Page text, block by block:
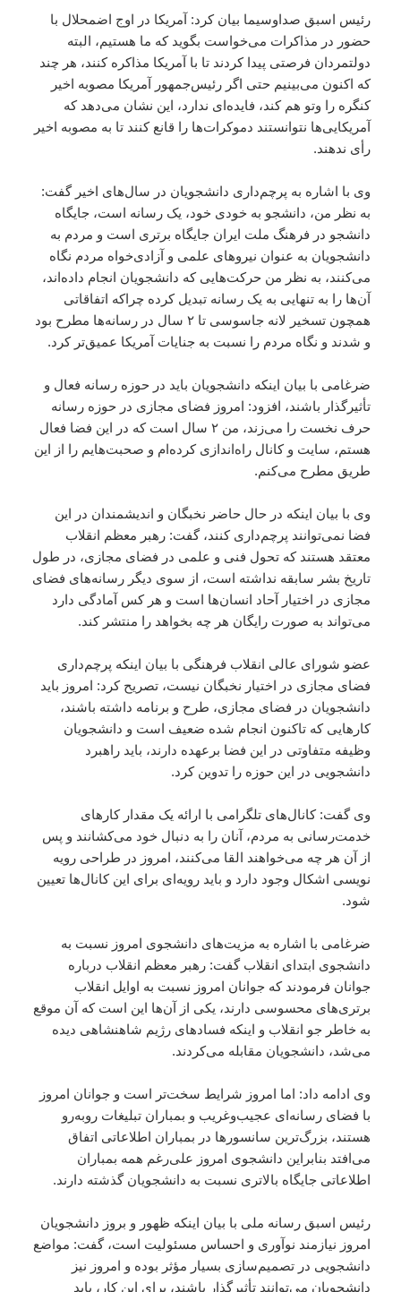
رئیس اسبق صداوسیما بیان کرد: آمریکا در اوج اضمحلال با
حضور در مذاکرات می‌خواست بگوید که ما هستیم، البته
دولتمردان فرصتی پیدا کردند تا با آمریکا مذاکره کنند، هر چند
که اکنون می‌بینیم حتی اگر رئیس‌جمهور آمریکا مصوبه اخیر
کنگره را وتو هم کند، فایده‌ای ندارد، این نشان می‌دهد که
آمریکایی‌ها نتوانستند دموکرات‌ها را قانع کنند تا به مصوبه اخیر
رأی ندهند.
وی با اشاره به پرچم‌داری دانشجویان در سال‌های اخیر گفت:
به نظر من، دانشجو به خودی خود، یک رسانه است، جایگاه
دانشجو در فرهنگ ملت ایران جایگاه‌ برتری است و مردم به
دانشجویان به عنوان نیروهای علمی و آزادی‌خواه مردم نگاه
می‌کنند، به نظر من حرکت‌هایی که دانشجویان انجام داده‌اند،
آن‌ها را به تنهایی به یک رسانه تبدیل کرده چراکه اتفاقاتی
همچون تسخیر لانه جاسوسی تا ۲ سال در رسانه‌ها مطرح بود
و شدند و نگاه مردم را نسبت به جنایات آمریکا عمیق‌تر کرد.
ضرغامی با بیان اینکه دانشجویان باید در حوزه رسانه فعال و
تأثیرگذار باشند، افزود: امروز فضای مجازی در حوزه رسانه
حرف نخست را می‌زند، من ۲ سال است که در این فضا فعال
هستم، سایت و کانال راه‌اندازی کرده‌ام و صحبت‌هایم را از این
طریق مطرح می‌کنم.
وی با بیان اینکه در حال حاضر نخبگان و اندیشمندان در این
فضا نمی‌توانند پرچم‌داری کنند، گفت: رهبر معظم انقلاب
معتقد هستند که تحول فنی و علمی در فضای مجازی، در طول
تاریخ بشر سابقه نداشته است، از سوی دیگر رسانه‌های فضای
مجازی در اختیار آحاد انسان‌ها است و هر کس آمادگی دارد
می‌تواند به صورت رایگان هر چه بخواهد را منتشر کند.
عضو شورای عالی انقلاب فرهنگی با بیان اینکه پرچم‌داری
فضای مجازی در اختیار نخبگان نیست، تصریح کرد: امروز باید
دانشجویان در فضای مجازی، طرح و برنامه داشته باشند،
کارهایی که تاکنون انجام شده ضعیف است و دانشجویان
وظیفه متفاوتی در این فضا برعهده دارند، باید راهبرد
دانشجویی در این حوزه را تدوین کرد.
وی گفت: کانال‌های تلگرامی با ارائه یک مقدار کارهای
خدمت‌رسانی به مردم، آنان را به دنبال خود می‌کشانند و پس
از آن هر چه می‌خواهند القا می‌کنند، امروز در طراحی رویه
نویسی اشکال وجود دارد و باید رویه‌ای برای این کانال‌ها تعیین
شود.
ضرغامی با اشاره به مزیت‌های دانشجوی امروز نسبت به
دانشجوی ابتدای انقلاب گفت: رهبر معظم انقلاب درباره
جوانان فرمودند که جوانان امروز نسبت به اوایل انقلاب
برتری‌های محسوسی دارند، یکی از آن‌ها این است که آن موقع
به خاطر جو انقلاب و اینکه فسادهای رژیم شاهنشاهی دیده
می‌شد، دانشجویان مقابله می‌کردند.
وی ادامه داد: اما امروز شرایط سخت‌تر است و جوانان امروز
با فضای رسانه‌ای عجیب‌وغریب و بمباران تبلیغات روبه‌رو
هستند، بزرگ‌ترین سانسورها در بمباران اطلاعاتی اتفاق
می‌افتد بنابراین دانشجوی امروز علی‌رغم همه بمباران
اطلاعاتی جایگاه بالاتری نسبت به دانشجویان گذشته دارند.
رئیس اسبق رسانه ملی با بیان اینکه ظهور و بروز دانشجویان
امروز نیازمند نوآوری و احساس مسئولیت است، گفت: مواضع
دانشجویی در تصمیم‌سازی بسیار مؤثر بوده و امروز نیز
دانشجویان می‌توانند تأثیرگذار باشند، برای این کار، باید